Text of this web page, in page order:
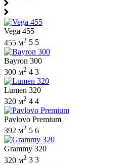
Vega 455
455 м2 5 5
Bayron 300
300 м2 4 3
Lumen 320
320 м2 4 4
Pavlovo Premium
392 м2 5 6
Grammy 320
320 м2 3 3